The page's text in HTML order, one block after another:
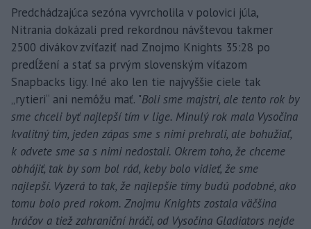
Predchádzajúca sezóna vyvrcholila v polovici júla,
Nitrania dokázali pred rekordnou návštevou takmer
2500 divákov zvíťaziť nad Znojmo Knights 35:28 po
predĺžení a stať sa prvým slovenským víťazom
Snapbacks ligy. Iné ako len tie najvyššie ciele tak
„rytieri“ ani nemôžu mať. "Boli sme majstri, ale tento rok by
sme chceli byť najlepší tím v lige. Minulý rok mala Vysočina
kvalitný tím, jeden zápas sme s nimi prehrali, ale bohužiaľ,
k odvete sme sa s nimi nedostali. Okrem toho, že chceme
obhájiť, tak by som bol rád, keby bolo vidieť, že sme
najlepší. Vyzerá to tak, že najlepšie tímy budú podobné, ako
tomu bolo pred rokom. Znojmu Knights zostala väčšina
hráčov a tiež zahraniční hráči, od Vysočina Gladiators nejde